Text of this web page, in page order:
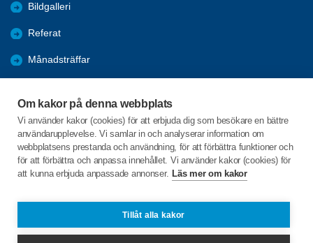
Om kakor på denna webbplats
Vi använder kakor (cookies) för att erbjuda dig som besökare en bättre
användarupplevelse. Vi samlar in och analyserar information om
webbplatsens prestanda och användning, för att förbättra funktioner och
för att förbättra och anpassa innehållet. Vi använder kakor (cookies) för
att kunna erbjuda anpassade annonser. Läs mer om kakor
Tillåt alla kakor
Bildgalleri
Referat
Månadsträffar
Seniorpodden
C/o:Björn Andersson Malm